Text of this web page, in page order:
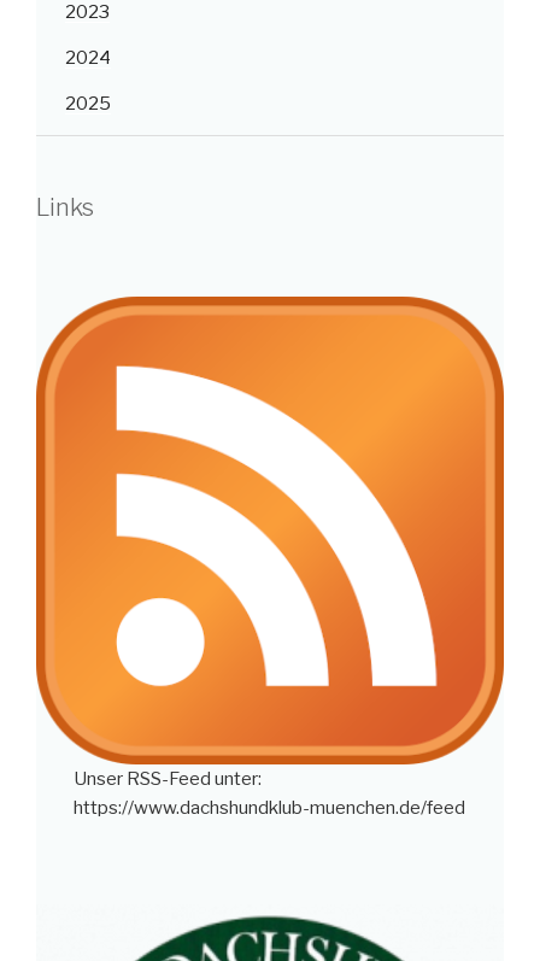
2023
2024
2025
Links
Unser RSS-Feed unter:
https://www.dachshundklub-muenchen.de/feed